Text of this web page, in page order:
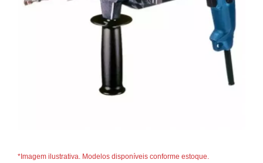
*Imagem ilustrativa. Modelos disponíveis conforme estoque.